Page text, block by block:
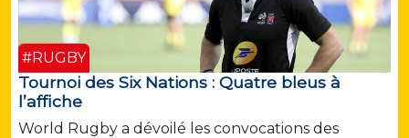
#RUGBY
Tournoi des Six Nations : Quatre bleus à
l’affiche
World Rugby a dévoilé les convocations des